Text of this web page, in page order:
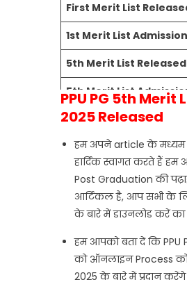
First Merit List
1st Merit List
5th Merit List Released
5th Merit List
6th Merit List
Official Website
PPU PG 5th Merit
2025 Released
हम अपने article के मध्यम
हार्दिक स्वागत करते हैं
Post Graduation की
आर्टिकल है, आप सभी के
के बारे में डाउनलोड करें
हम आपको बता दें कि PPU
को ऑनलाइन Process को
2025 के बारे में प्रदान